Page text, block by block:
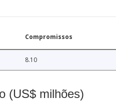
Compromissos
8.10
(US$ milhões)